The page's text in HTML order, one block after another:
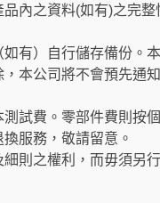
內之資料(如有)之完
有）自行儲存備份。
本公司將不會預先通
試費。零部件費則按
服務，敬請留意。
則之權利，而毋須另